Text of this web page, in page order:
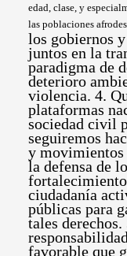
edad, clase, y
las poblaciones
los gobiernos
juntos en la
paradigma de
deterioro
violencia. 4.
plataformas
sociedad civil
seguiremos
y movimientos
la defensa de
ciudadanía
públicas para
tales
favorable que